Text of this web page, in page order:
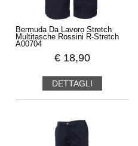
Bermuda Da Lavoro Stretch
Multitasche Rossini R-Stretch
A00704
€ 18,90
DETTAGLI